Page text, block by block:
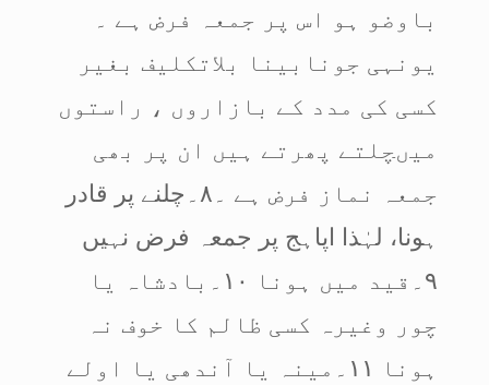
باوضو ہو اس پر جمعہ فرض ہے ۔
یونہی جونابینا بلاتکلیف بغیر
کسی کی مدد کے بازاروں ، راستوں
میںچلتے پھرتے ہیں ان پر بھی
جمعہ نماز فرض ہے ۔۸۔چلنے پر قادر
ہونا، لہٰذا اپاہج پر جمعہ فرض نہیں
۹۔قید میں ہونا ۱۰۔بادشاہ یا
چور وغیرہ کسی ظالم کا خوف نہ
ہونا ۱۱۔مینہ یا آندھی یا اولے